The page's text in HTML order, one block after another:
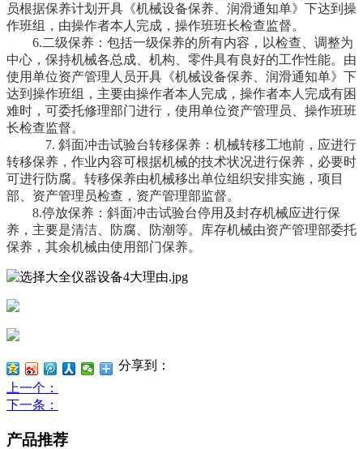
员根据保养计划开具《机械设备保养、润滑通知单》下达到操
作班组，由操作者本人完成，操作班班长检查监督。
6.二级保养：包括一级保养的所有内容，以检查、调整为
中心，保持机械各总成、机构、零件具有良好的工作性能。由
使用单位资产管理人员开具《机械设备保养、润滑通知单》下
达到操作班组，主要由操作者本人完成，操作者本人完成有困
难时，可委托修理部门进行，使用单位资产管理员、操作班班
长检查监督。
7. 斜面冲击试验台转移保养：机械转移工地前，应进行
转移保养，作业内容可根据机械的技术状况进行保养，必要时
可进行防腐。转移保养由机械移出单位组织安排实施，项目
部、资产管理员检查，资产管理部监督。
8.停放保养：斜面冲击试验台停用及封存机械应进行保
养，主要是清洁、防腐、防潮等。库存机械由资产管理部委托
保养，其余机械由使用部门保养。
分享到：
上一个 ：
下一条 ：
产品推荐